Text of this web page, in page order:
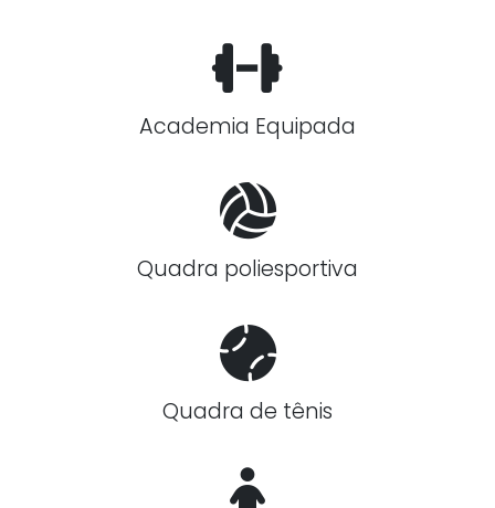
Academia Equipada
Quadra poliesportiva
Quadra de tênis